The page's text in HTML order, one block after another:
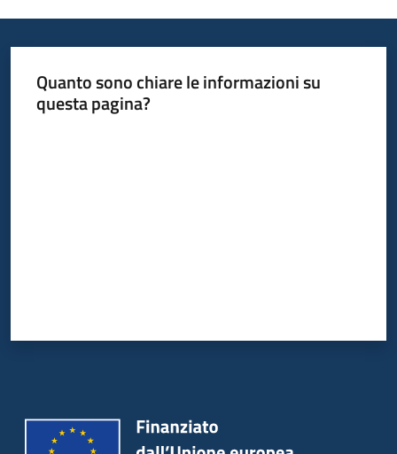
Quanto sono chiare le informazioni su
questa pagina?